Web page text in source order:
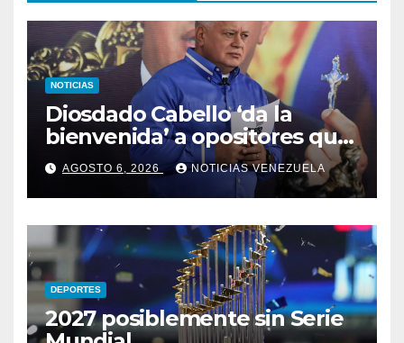
NOTICIAS
Diosdado Cabello ‘da la
bienvenida’ a opositores que
llegaron al país para diálogo
con el gobierno
AGOSTO 6, 2026 NOTICIAS VENEZUELA
DEPORTES
2027 posiblemente sin Serie